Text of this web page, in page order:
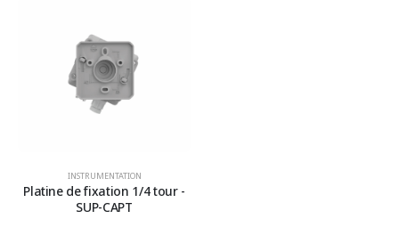
INSTRUMENTATION
Platine de fixation 1/4 tour -
SUP-CAPT